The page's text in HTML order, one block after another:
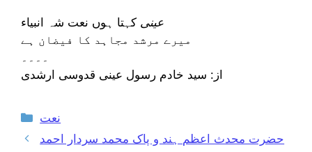
عینی کہتا ہوں نعت شہ انبیاء
میرے مرشد مجاہد کا فیضان ہے
۔۔۔۔
از: سید خادم رسول عینی قدوسی ارشدی
Categories
نعت
حضرت محدث اعظم ہند و پاک محمد سردار احمد